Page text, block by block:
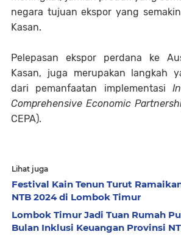
negara tujuan ekspor yang
Kasan.
Pelepasan ekspor perdana ke
Kasan, juga merupakan langkah
dari pemanfaatan implementasi
Comprehensive Economic
CEPA).
Lihat juga
Festival Kain Tenun Turut
NTB 2024 di Lombok Timur
Lombok Timur Jadi Tuan Rumah
Bulan Inklusi Keuangan Provinsi